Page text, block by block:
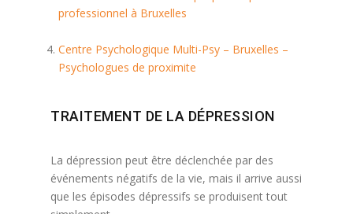
professionnel à Bruxelles
Centre Psychologique Multi-Psy – Bruxelles –
Psychologues de proximite
TRAITEMENT DE LA DÉPRESSION
La dépression peut être déclenchée par des
événements négatifs de la vie, mais il arrive aussi
que les épisodes dépressifs se produisent tout